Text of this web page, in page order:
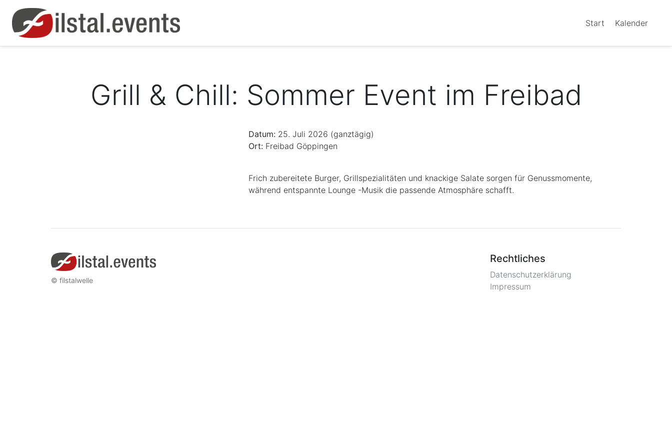
Start Kalender
Grill & Chill: Sommer Event im Freibad
Datum: 25. Juli 2026 (ganztägig)
Ort: Freibad Göppingen
Frich zubereitete Burger, Grillspezialitäten und knackige Salate sorgen für Genussmomente,
© filstalwelle
Rechtliches
Datenschutzerklärung
Impressum